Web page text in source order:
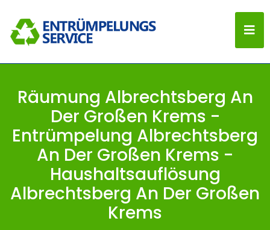
Räumung Albrechtsberg An
Der Großen Krems -
Entrümpelung Albrechtsberg
An Der Großen Krems -
Haushaltsauflösung
Albrechtsberg An Der Großen
Krems